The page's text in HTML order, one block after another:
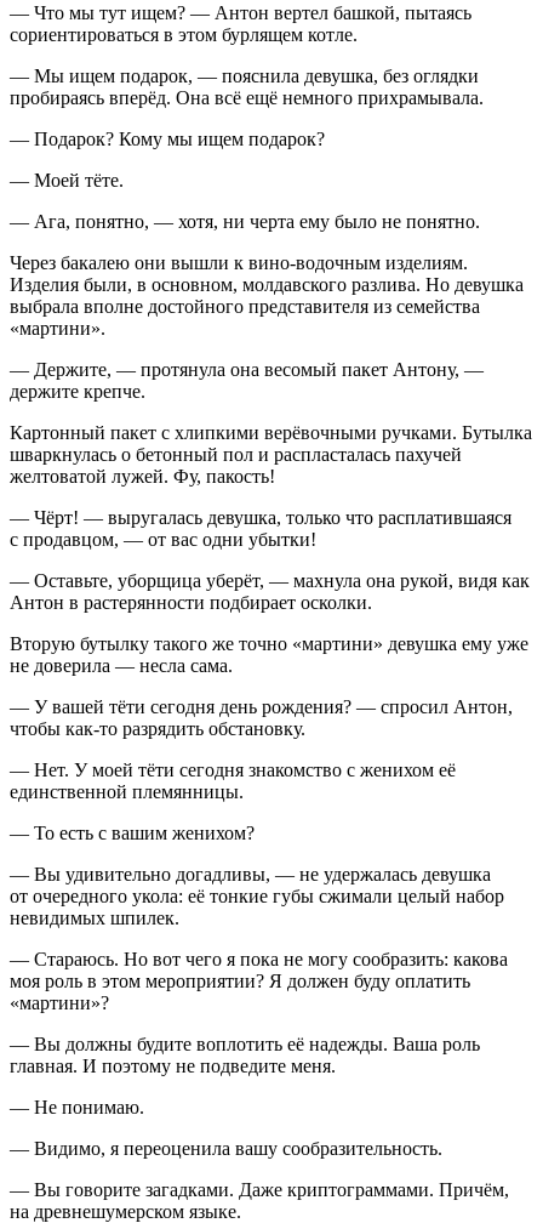
— Что мы тут ищем? — Антон вертел башкой, пытаясь
сориентироваться в этом бурлящем котле.
— Мы ищем подарок, — пояснила девушка, без оглядки
пробираясь вперёд. Она всё ещё немного прихрамывала.
— Подарок? Кому мы ищем подарок?
— Моей тёте.
— Ага, понятно, — хотя, ни черта ему было не понятно.
Через бакалею они вышли к вино-водочным изделиям.
Изделия были, в основном, молдавского разлива. Но девушка
выбрала вполне достойного представителя из семейства
«мартини».
— Держите, — протянула она весомый пакет Антону, —
держите крепче.
Картонный пакет с хлипкими верёвочными ручками. Бутылка
шваркнулась о бетонный пол и распласталась пахучей
желтоватой лужей. Фу, пакость!
— Чёрт! — выругалась девушка, только что расплатившаяся
с продавцом, — от вас одни убытки!
— Оставьте, уборщица уберёт, — махнула она рукой, видя как
Антон в растерянности подбирает осколки.
Вторую бутылку такого же точно «мартини» девушка ему уже
не доверила — несла сама.
— У вашей тёти сегодня день рождения? — спросил Антон,
чтобы как-то разрядить обстановку.
— Нет. У моей тёти сегодня знакомство с женихом её
единственной племянницы.
— То есть с вашим женихом?
— Вы удивительно догадливы, — не удержалась девушка
от очередного укола: её тонкие губы сжимали целый набор
невидимых шпилек.
— Стараюсь. Но вот чего я пока не могу сообразить: какова
моя роль в этом мероприятии? Я должен буду оплатить
«мартини»?
— Вы должны будите воплотить её надежды. Ваша роль
главная. И поэтому не подведите меня.
— Не понимаю.
— Видимо, я переоценила вашу сообразительность.
— Вы говорите загадками. Даже криптограммами. Причём,
на древнешумерском языке.